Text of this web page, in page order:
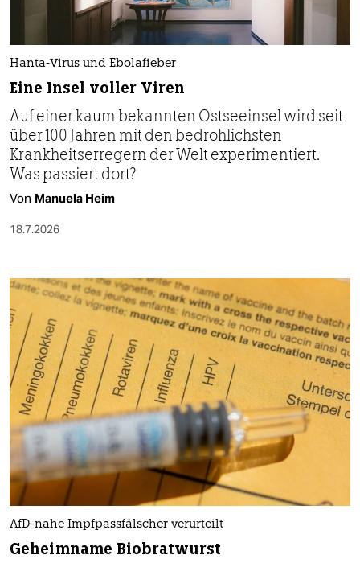
Hanta-Virus und Ebolafieber
Eine Insel voller Viren
Auf einer kaum bekannten Ostseeinsel wird seit
über 100 Jahren mit den bedrohlichsten
Krankheitserregern der Welt experimentiert.
Was passiert dort?
Von Manuela Heim
18.7.2026
AfD-nahe Impfpassfälscher verurteilt
Geheimname Biobratwurst